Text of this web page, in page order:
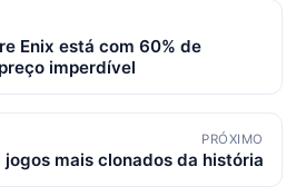
Enix está com 60% de
imperdível
PRÓXIMO
jogos mais clonados da história